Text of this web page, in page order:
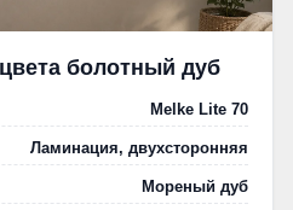
болотный дуб
Melke Lite 70
Ламинация, двухсторонняя
Мореный дуб